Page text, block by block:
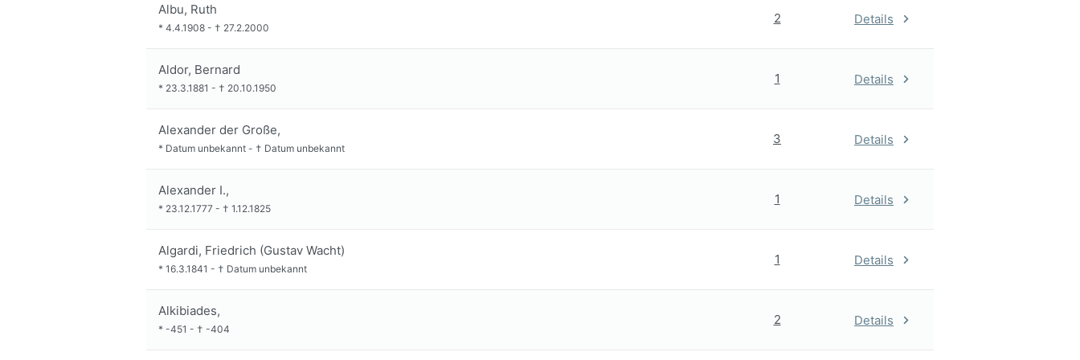
Albu, Ruth
* 4.4.1908 - † 27.2.2000
2 Details
Aldor, Bernard
* 23.3.1881 - † 20.10.1950
1 Details
Alexander der Große,
* Datum unbekannt - † Datum unbekannt
3 Details
Alexander I.,
* 23.12.1777 - † 1.12.1825
1 Details
Algardi, Friedrich (Gustav Wacht)
* 16.3.1841 - † Datum unbekannt
1 Details
Alkibiades,
* -451 - † -404
2 Details